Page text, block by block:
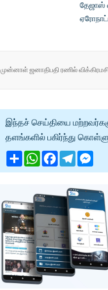
தேஜாஸ்
முன்னாள் ஜனாதிபதி ரணில்
இந்தச் செய்தியை
தளங்களில் பகிர்ந்து
ShareWhatsApp
Facebook
Telegram